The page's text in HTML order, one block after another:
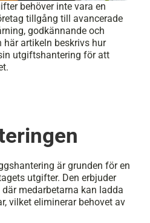
behöver inte vara en
tillgång till avancerade
godkännande och
artikeln beskrivs hur
utgiftshantering för att
är grunden för en
utgifter. Den erbjuder
medarbetarna kan ladda
vilket eliminerar behovet av